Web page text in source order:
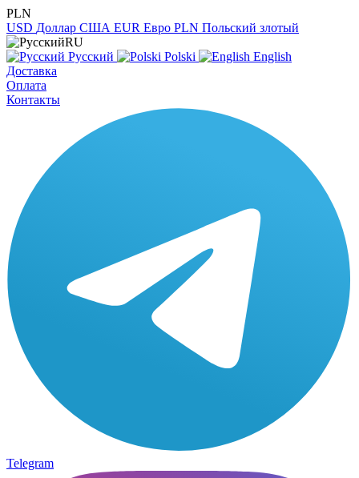
PLN
USD Доллар США EUR Евро PLN Польский злотый
RU
Русский
Polski
English
Доставка
Оплата
Контакты
Telegram